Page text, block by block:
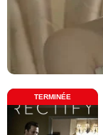
TERMINÉE